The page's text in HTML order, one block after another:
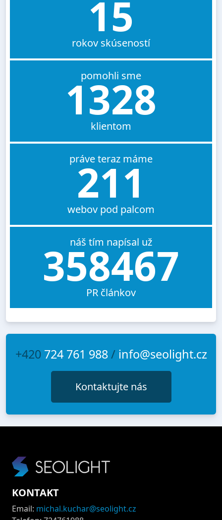
15
rokov skúseností
pomohli sme
1328
klientom
práve teraz máme
211
webov pod palcom
náš tím napísal už
358467
PR článkov
+420 724 761 988/ info@seolight.cz
Kontaktujte nás
KONTAKT
Email: michal.kuchar@seolight.cz